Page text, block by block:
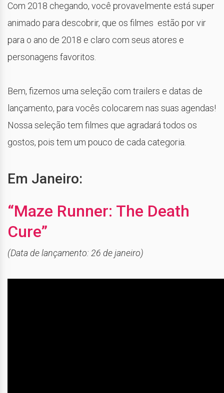
Com 2018 chegando, você provavelmente está super
animado para descobrir, que os filmes estão por vir
para o ano de 2018 e claro com seus atores e
personagens favoritos.
Bem, fizemos uma seleção com trailers e datas de
lançamento, para vocês colocarem nas suas agendas!
Nossa seleção tem filmes que agradará todos os
gostos, pois tem um pouco de cada categoria.
Em Janeiro:
“Maze Runner: The Death
Cure”
(Data de lançamento: 26 de janeiro)